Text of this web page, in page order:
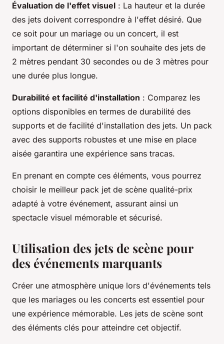
Évaluation de l'effet visuel : La hauteur et la durée
des jets doivent correspondre à l'effet désiré. Que
ce soit pour un mariage ou un concert, il est
important de déterminer si l'on souhaite des jets de
2 mètres pendant 30 secondes ou de 3 mètres pour
une durée plus longue.
Durabilité et facilité d'installation : Comparez les
options disponibles en termes de durabilité des
supports et de facilité d'installation des jets. Un pack
avec des supports robustes et une mise en place
aisée garantira une expérience sans tracas.
En prenant en compte ces éléments, vous pourrez
choisir le meilleur pack jet de scène qualité-prix
adapté à votre événement, assurant ainsi un
spectacle visuel mémorable et sécurisé.
Utilisation des jets de scène pour
des événements marquants
Créer une atmosphère unique lors d'événements tels
que les mariages ou les concerts est essentiel pour
une expérience mémorable. Les jets de scène sont
des éléments clés pour atteindre cet objectif.